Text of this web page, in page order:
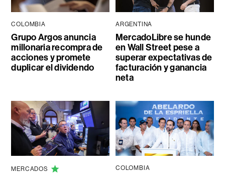
COLOMBIA
Grupo Argos anuncia
millonaria recompra de
acciones y promete
duplicar el dividendo
ARGENTINA
MercadoLibre se hunde
en Wall Street pese a
superar expectativas de
facturación y ganancia
neta
MERCADOS COLOMBIA